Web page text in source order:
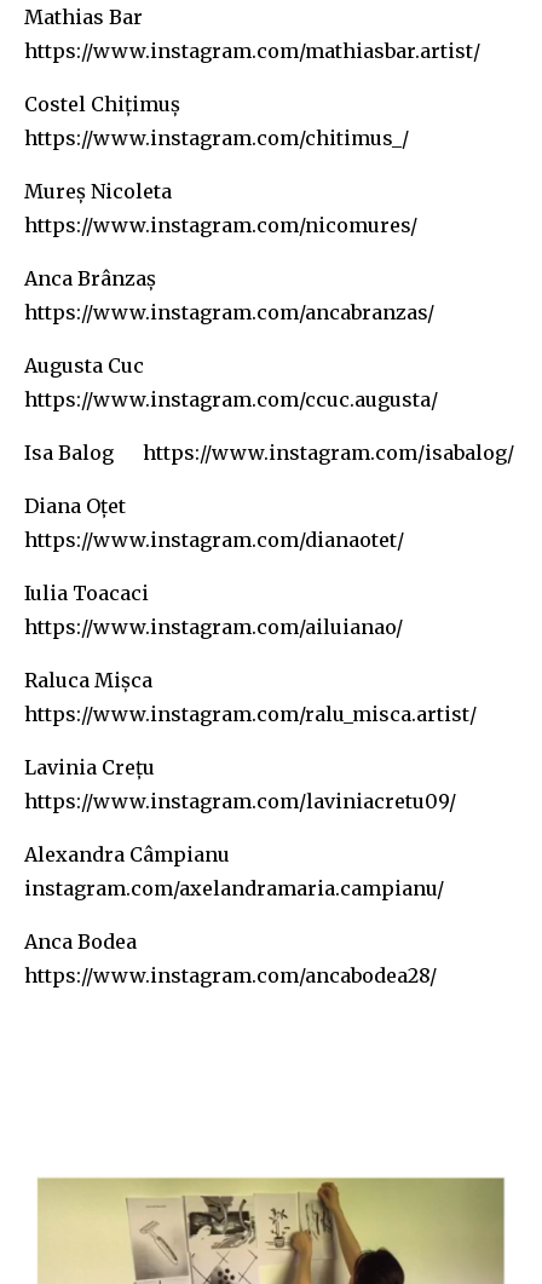
Mathias Bar
https://www.instagram.com/mathiasbar.artist/
Costel Chițimuș
https://www.instagram.com/chitimus_/
Mureș Nicoleta
https://www.instagram.com/nicomures/
Anca Brânzaș
https://www.instagram.com/ancabranzas/
Augusta Cuc
https://www.instagram.com/ccuc.augusta/
Isa Balog https://www.instagram.com/isabalog/
Diana Oțet
https://www.instagram.com/dianaotet/
Iulia Toacaci
https://www.instagram.com/ailuianao/
Raluca Mișca
https://www.instagram.com/ralu_misca.artist/
Lavinia Crețu
https://www.instagram.com/laviniacretu09/
Alexandra Câmpianu
instagram.com/axelandramaria.campianu/
Anca Bodea
https://www.instagram.com/ancabodea28/